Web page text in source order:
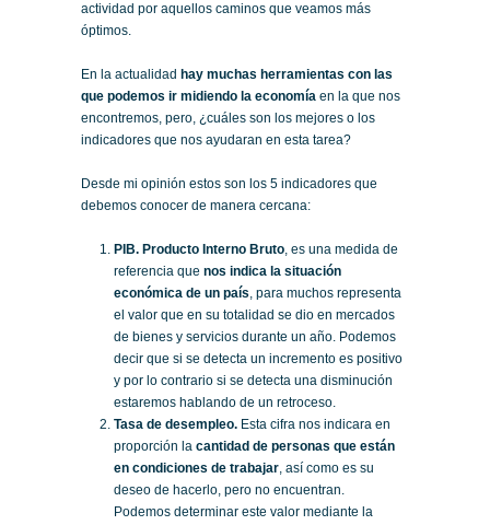
actividad por aquellos caminos que veamos más
óptimos.
En la actualidad hay muchas herramientas con las
que podemos ir midiendo la economía en la que nos
encontremos, pero, ¿cuáles son los mejores o los
indicadores que nos ayudaran en esta tarea?
Desde mi opinión estos son los 5 indicadores que
debemos conocer de manera cercana:
PIB. Producto Interno Bruto, es una medida de
referencia que nos indica la situación
económica de un país, para muchos representa
el valor que en su totalidad se dio en mercados
de bienes y servicios durante un año. Podemos
decir que si se detecta un incremento es positivo
y por lo contrario si se detecta una disminución
estaremos hablando de un retroceso.
Tasa de desempleo. Esta cifra nos indicara en
proporción la cantidad de personas que están
en condiciones de trabajar, así como es su
deseo de hacerlo, pero no encuentran.
Podemos determinar este valor mediante la